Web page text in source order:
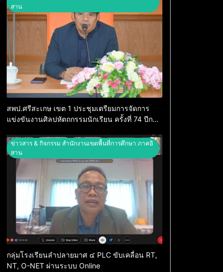
สาน
สพป.ศรีสะเกษ เขต 1 ประชุมเตรียมการจัดการ
แข่งขันงานศิลปหัตถกรรมนักเรียน ครั้งที่ 74 ปีการ
ข่าวสาร & กิจกรรม สำนักงานเขตพื้นที่การศึกษา ภาคอิ
สาน
กลุ่มโรงเรียนลำปลายมาศ ๔ PLC ขับเคลื่อน RT,
NT, O-NET ผ่านระบบ Online